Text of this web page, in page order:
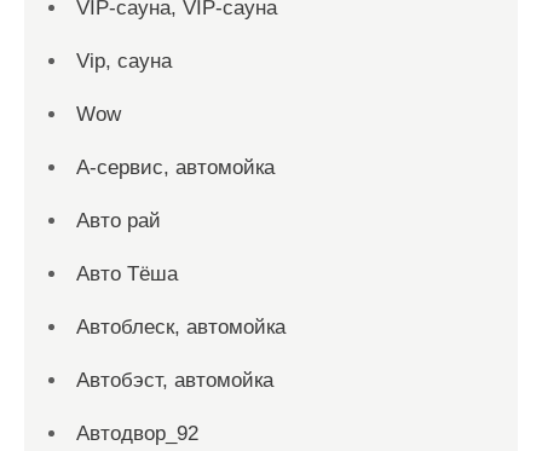
VIP-сауна, VIP-сауна
Vip, сауна
Wow
А-сервис, автомойка
Авто рай
Авто Тёша
Автоблеск, автомойка
Автобэст, автомойка
Автодвор_92